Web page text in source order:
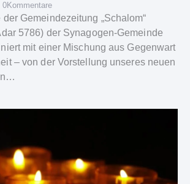
0Kommentare
Gemeindezeitung „Schalom“
5786) der Synagogen-Gemeinde
mit einer Mischung aus Gegenwart
– von der Vorstellung unseres neuen